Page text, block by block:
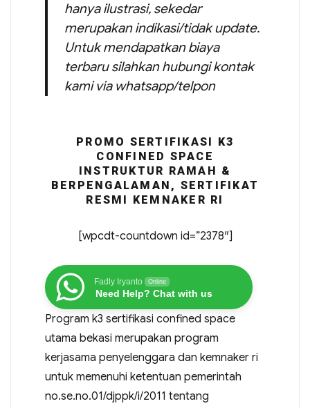
hanya ilustrasi, sekedar
merupakan indikasi/tidak update.
Untuk mendapatkan biaya
terbaru silahkan hubungi kontak
kami via whatsapp/telpon
PROMO SERTIFIKASI K3
CONFINED SPACE
INSTRUKTUR RAMAH &
BERPENGALAMAN, SERTIFIKAT
RESMI KEMNAKER RI
[wpcdt-countdown id=”2378″]
Fadly Iryanto Online
Need Help? Chat with us
Program k3 sertifikasi confined space
utama bekasi merupakan program
kerjasama penyelenggara dan kemnaker ri
untuk memenuhi ketentuan pemerintah
no.se.no.01/djppk/i/2011 tentang